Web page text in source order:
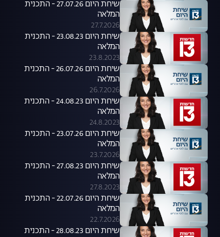
שיחת היום 27.07.26 - התכנית
המלאה
27.7.2026
שיחת היום 23.08.23 - התכנית
המלאה
23.8.2023
שיחת היום 26.07.26 - התכנית
המלאה
26.7.2026
שיחת היום 24.08.23 - התכנית
המלאה
24.8.2023
שיחת היום 23.07.26 - התכנית
המלאה
23.7.2026
שיחת היום 27.08.23 - התכנית
המלאה
27.8.2023
שיחת היום 22.07.26 - התכנית
המלאה
22.7.2026
שיחת היום 28.08.23 - התכנית